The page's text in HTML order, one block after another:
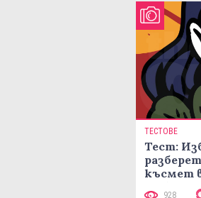
ТЕСТОВЕ
Тест:
късмет
любовта
928